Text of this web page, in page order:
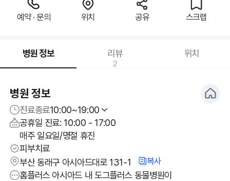
예약 · 문의 위치 공유 스크랩
병원 정보 리뷰
2
위치
병원 정보
진료종료10:00~19:00
공휴일 진료: 10:00 - 17:00
매주 일요일/명절 휴진
피부치료
부산 동래구 아시아드대로 131-1
복사
홈플러스 아시아드 내 도그플러스 동물병원이